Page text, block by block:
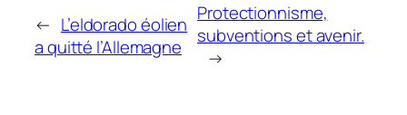
← L’eldorado éolien
a quitté l’Allemagne
Protectionnisme,
subventions et avenir.
→